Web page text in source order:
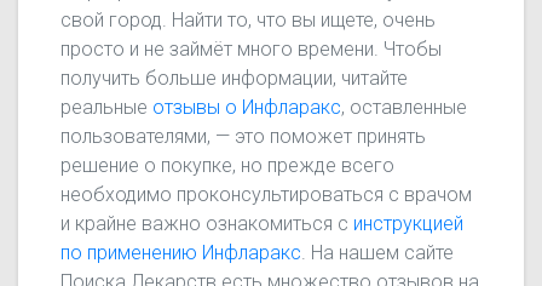
свой город. Найти то, что вы ищете, очень
просто и не займёт много времени. Чтобы
получить больше информации, читайте
реальные отзывы о Инфларакс, оставленные
пользователями, — это поможет принять
решение о покупке, но прежде всего
необходимо проконсультироваться с врачом
и крайне важно ознакомиться с инструкцией
по применению Инфларакс . На нашем сайте